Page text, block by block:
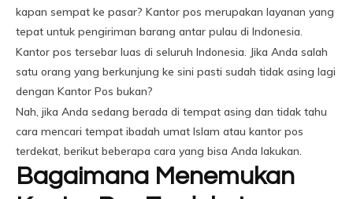
kapan sempat ke pasar? Kantor pos merupakan layanan yang
tepat untuk pengiriman barang antar pulau di Indonesia.
Kantor pos tersebar luas di seluruh Indonesia. Jika Anda salah
satu orang yang berkunjung ke sini pasti sudah tidak asing lagi
dengan Kantor Pos bukan?
Nah, jika Anda sedang berada di tempat asing dan tidak tahu
cara mencari tempat ibadah umat Islam atau kantor pos
terdekat, berikut beberapa cara yang bisa Anda lakukan.
Bagaimana Menemukan